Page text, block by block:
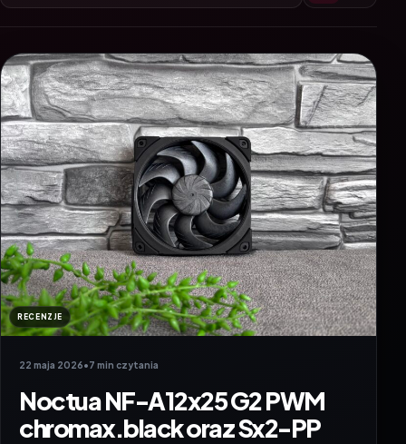
RECENZJE
22 maja 2026•7 min czytania
Noctua NF-A12x25 G2 PWM
chromax.black oraz Sx2-PP